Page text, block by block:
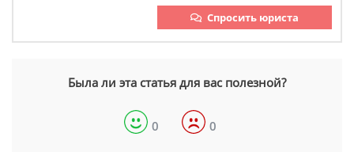
Спросить юриста
Была ли эта статья для вас полезной?
0 0